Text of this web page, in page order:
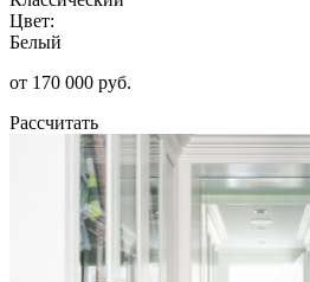
Цвет:
Белый
от 170 000 руб.
Рассчитать